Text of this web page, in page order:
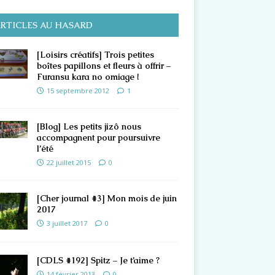
AU HASARD
[Loisirs créatifs] Trois petites
boîtes papillons et fleurs à offrir –
Furansu kara no omiage !
15 septembre 2012 1
[Blog] Les petits jizô nous
accompagnent pour poursuivre
l’été
22 juillet 2015 0
[Cher journal #3] Mon mois de juin
2017
3 juillet 2017 0
[CDLS #192] Spitz – Je t’aime ?